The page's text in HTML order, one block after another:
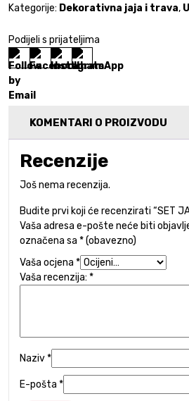
Kategorije: Dekorativna jaja i trava,
Podijeli s prijateljima
KOMENTARI O PROIZVODU
Recenzije
Još nema recenzija.
Budite prvi koji će recenzirati “SET
Vaša adresa e-pošte neće biti
označena sa * (obavezno)
Vaša ocjena *
Vaša recenzija: *
Naziv*
E-pošta *